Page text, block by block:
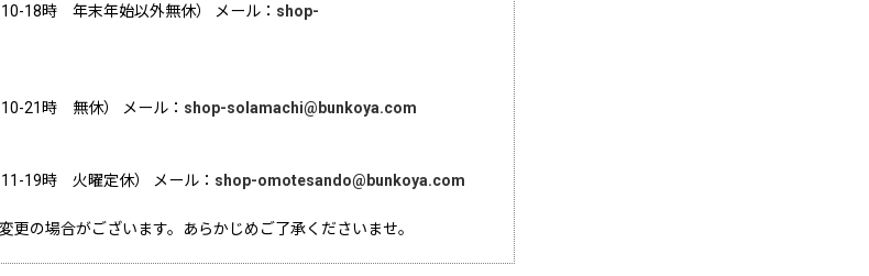
18時 年末年始以外無休） メール： shop-
21時 無休） メール： shop-solamachi@bunkoya.com
19時 火曜定休） メール： shop-omotesando@bunkoya.com
の場合がございます。あらかじめご了承くださいませ。